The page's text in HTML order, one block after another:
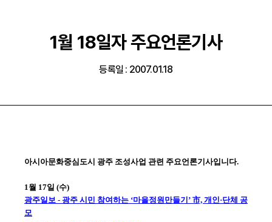
1월 18일자 주요언론기사
등록일 : 2007.01.18
아시아문화중심도시 광주 조성사업 관련 주요언론기사입니다.
1월 17일 (수)
광주일보 - 광주 시민 참여하는 ‘마을정원만들기’ 市, 개인·단체 공
모